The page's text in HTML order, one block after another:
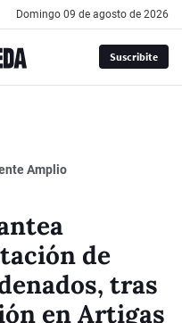
domingo 09 de agosto de 2026
Suscribite
Amplio
de
tras
en Artigas